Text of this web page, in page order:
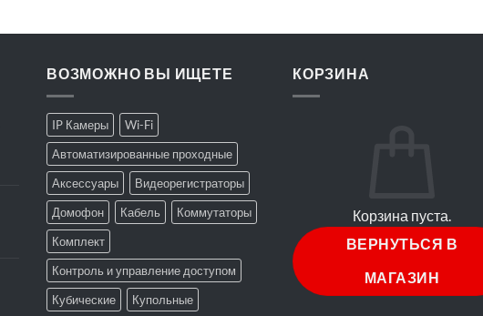
ВОЗМОЖНО ВЫ ИЩЕТЕ
IP Камеры
Wi-Fi
Автоматизированные проходные
Аксессуары
Видеорегистраторы
Домофон
Кабель
Коммутаторы
Комплект
Контроль и управление доступом
Кубические
Купольные
КОРЗИНА
Корзина пуста.
ВЕРНУТЬСЯ В
МАГАЗИН